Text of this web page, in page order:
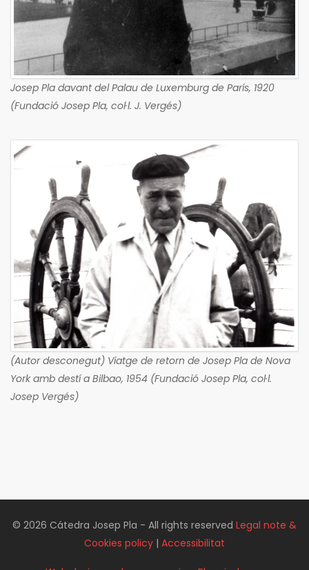
Josep Pla davant del Palau de Luxemburg de París, 1920
(Fundació Josep Pla, col·l. J. Vergés)
(Autor desconegut) Viatge de retorn de Josep Pla de Nova
York amb destí a Bilbao, 1954 (Fundació Josep Pla, col·l.
Josep Vergés)
© 2026 Cátedra Josep Pla - All rights reserved Legal note &
Cookies policy | Accessibilitat